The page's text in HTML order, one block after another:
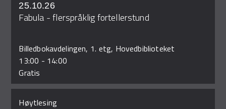
25.10.26
Fabula - flerspråklig fortellerstund
Billedbokavdelingen, 1. etg, Hovedbiblioteket
13:00 - 14:00
Gratis
Høytlesing